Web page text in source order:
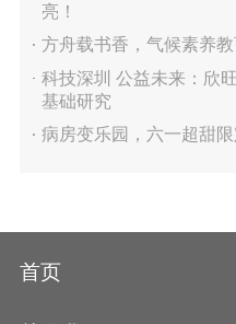
亮！
方舟载书香，气候素养教
科技深圳 公益未来：欣
基础研究
病房变乐园，六一超甜限
首页